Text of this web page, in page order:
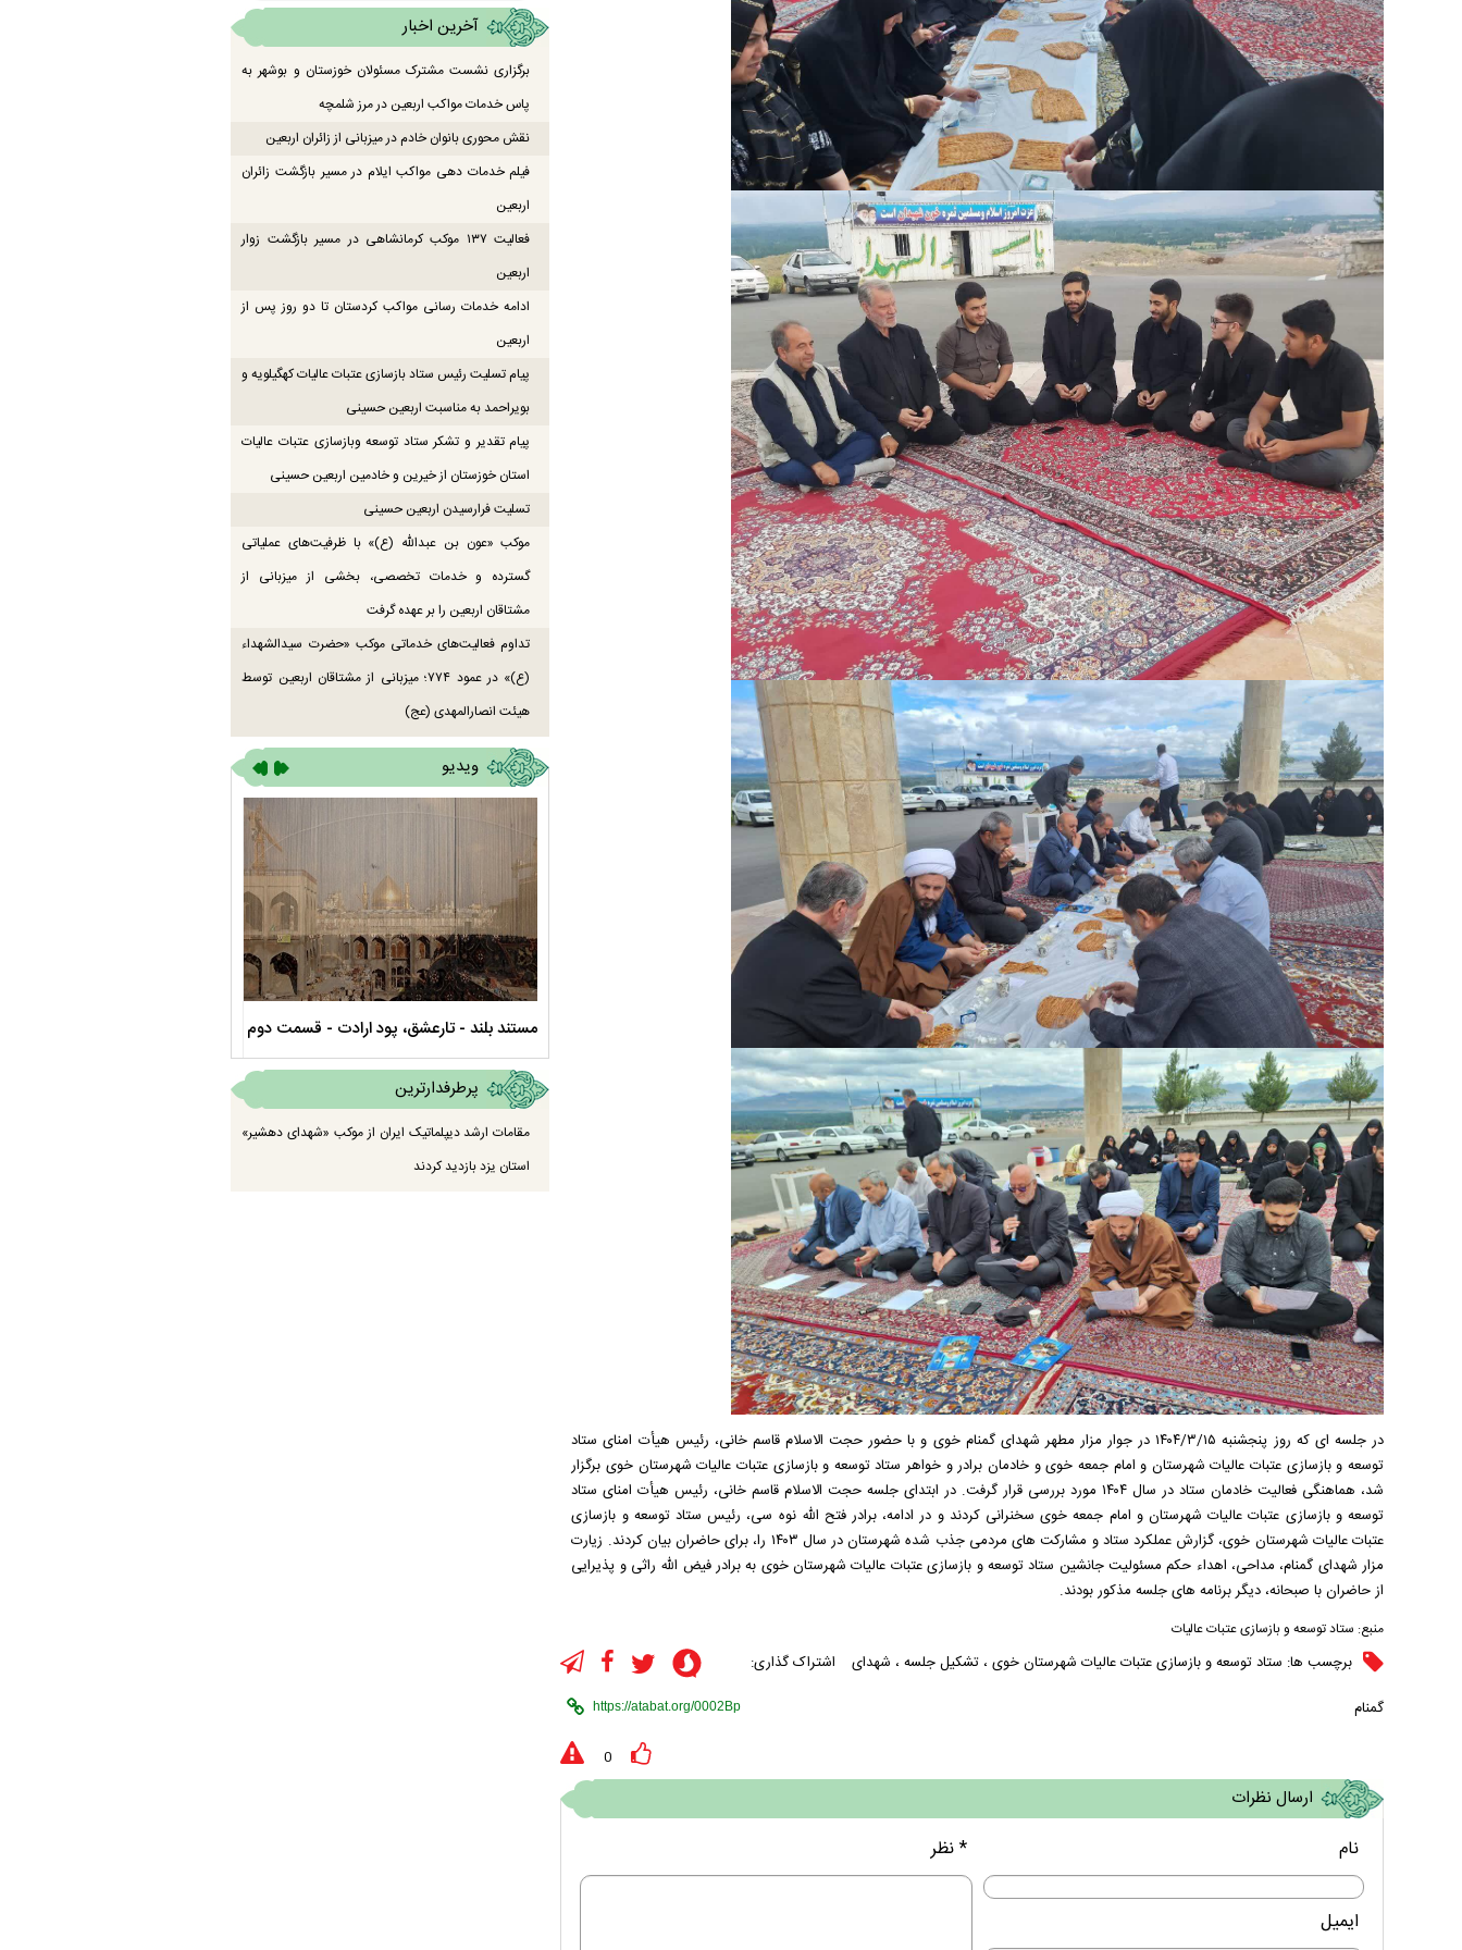
در جلسه ای که روز پنجشنبه ۱۴۰۴/۳/۱۵ در جوار مزار مطهر شهدای گمنام خوی و با حضور حجت الاسلام قاسم خانی، رئیس هیأت امنای ستاد
توسعه و بازسازی عتبات عالیات شهرستان و امام جمعه خوی و خادمان برادر و خواهر ستاد توسعه و بازسازی عتبات عالیات شهرستان خوی برگزار
شد، هماهنگی فعالیت خادمان ستاد در سال ۱۴۰۴ مورد بررسی قرار گرفت. در ابتدای جلسه حجت الاسلام قاسم خانی، رئیس هیأت امنای ستاد
توسعه و بازسازی عتبات عالیات شهرستان و امام جمعه خوی سخنرانی کردند و در ادامه، برادر فتح الله نوه سی، رئیس ستاد توسعه و بازسازی
عتبات عالیات شهرستان خوی، گزارش عملکرد ستاد و مشارکت های مردمی جذب شده شهرستان در سال ۱۴۰۳ را، برای حاضران بیان کردند. زیارت
مزار شهدای گمنام، مداحی، اهداء حکم مسئولیت جانشین ستاد توسعه و بازسازی عتبات عالیات شهرستان خوی به برادر فیض الله راثی و پذیرایی
از حاضران با صبحانه، دیگر برنامه های جلسه مذکور بودند.
منبع: ستاد توسعه و بازسازی عتبات عالیات
برچسب ها: ستاد توسعه و بازسازی عتبات عالیات شهرستان خوی ، تشکیل جلسه ، شهدای
گمنام
اشتراک گذاری:
0
ارسال نظرات
نام
ایمیل
* نظر
آخرین اخبار
برگزاری نشست مشترک مسئولان خوزستان و بوشهر به
پاس خدمات مواکب اربعین در مرز شلمچه
نقش محوری بانوان خادم در میزبانی از زائران اربعین
فیلم خدمات دهی مواکب ایلام در مسیر بازگشت زائران
اربعین
فعالیت ۱۳۷ موکب کرمانشاهی در مسیر بازگشت زوار
اربعین
ادامه خدمات رسانی مواکب کردستان تا دو روز پس از
اربعین
پیام تسلیت رئیس ستاد بازسازی عتبات عالیات کهگیلویه و
بویراحمد به مناسبت اربعین حسینی
پیام تقدیر و تشکر ستاد توسعه وبازسازی عتبات عالیات
استان خوزستان از خیرین و خادمین اربعین حسینی
تسلیت فرارسیدن اربعین حسینی
موکب «عون بن عبدالله (ع)» با ظرفیت‌های عملیاتی
گسترده و خدمات تخصصی، بخشی از میزبانی از
مشتاقان اربعین را بر عهده گرفت
تداوم فعالیت‌های خدماتی موکب «حضرت سیدالشهداء
(ع)» در عمود ۷۷۴؛ میزبانی از مشتاقان اربعین توسط
هیئت انصارالمهدی (عج)
ویدیو
نماهنگ صحن حضرت زهرا سلام الله علیها مستند بلند - تارعشق، پود ارادت - قسمت دومنماهنگ صحن حضرت زهرا سلام الله علیها مستند بلند - تارعشق، پود ارادت - قسمت دوم
پرطرفدارترین
مقامات ارشد دیپلماتیک ایران از موکب «شهدای دهشیر»
استان یزد بازدید کردند